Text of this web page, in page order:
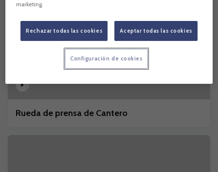
Rueda de prensa de Cantero
marketing.
Rechazar todas las cookies Aceptar todas las cookies
Configuración de cookies